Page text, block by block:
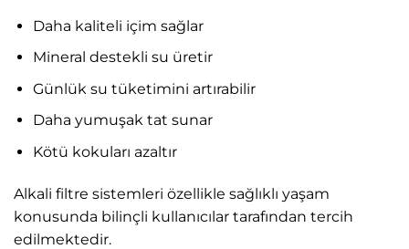
Daha kaliteli içim sağlar
Mineral destekli su üretir
Günlük su tüketimini artırabilir
Daha yumuşak tat sunar
Kötü kokuları azaltır
Alkali filtre sistemleri özellikle sağlıklı yaşam
konusunda bilinçli kullanıcılar tarafından tercih
edilmektedir.